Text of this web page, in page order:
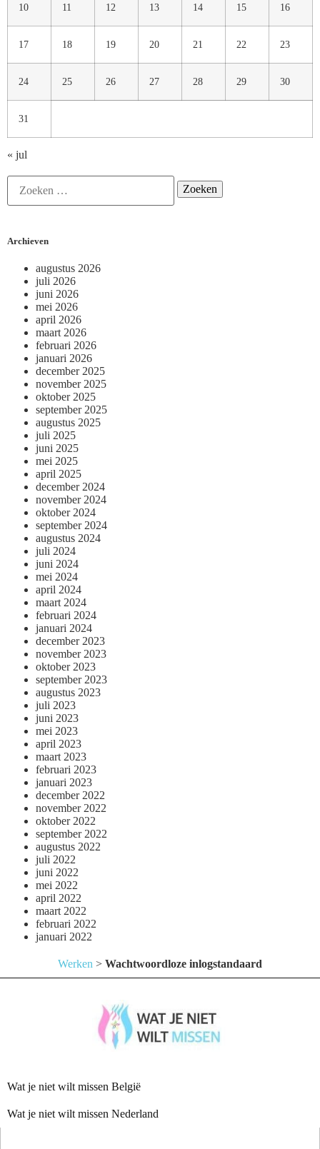
10 11 12 13 14 15 16
17 18 19 20 21 22 23
24 25 26 27 28 29 30
31
« jul
Archieven
augustus 2026
juli 2026
juni 2026
mei 2026
april 2026
maart 2026
februari 2026
januari 2026
december 2025
november 2025
oktober 2025
september 2025
augustus 2025
juli 2025
juni 2025
mei 2025
april 2025
december 2024
november 2024
oktober 2024
september 2024
augustus 2024
juli 2024
juni 2024
mei 2024
april 2024
maart 2024
februari 2024
januari 2024
december 2023
november 2023
oktober 2023
september 2023
augustus 2023
juli 2023
juni 2023
mei 2023
april 2023
maart 2023
februari 2023
januari 2023
december 2022
november 2022
oktober 2022
september 2022
augustus 2022
juli 2022
juni 2022
mei 2022
april 2022
maart 2022
februari 2022
januari 2022
Werken > Wachtwoordloze inlogstandaard
Wat je niet wilt missen België
Wat je niet wilt missen Nederland